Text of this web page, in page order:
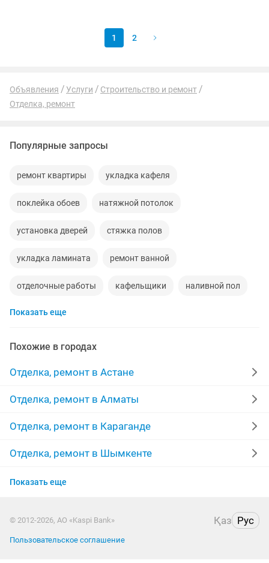
1 2
Объявления Услуги
Строительство и ремонт
Отделка, ремонт
Популярные запросы
ремонт квартиры укладка кафеля
поклейка обоев натяжной потолок
установка дверей стяжка полов
укладка ламината ремонт ванной
отделочные работы кафельщики наливной пол
гипсокартон
штукатурка стен бригада
мастер межкомнатные двери
качественно ремонт домов
монтаж укладка плитки стяжка
декоративная штукатурка
Показать еще
Похожие в городах
Отделка, ремонт в Астане
Отделка, ремонт в Алматы
Отделка, ремонт в Караганде
Отделка, ремонт в Шымкенте
Отделка, ремонт в Усть-Каменогорске
Отделка, ремонт в Актау
Показать еще
© 2012-2026, АО «Kaspi Bank» Қаз Рус
Пользовательское соглашение